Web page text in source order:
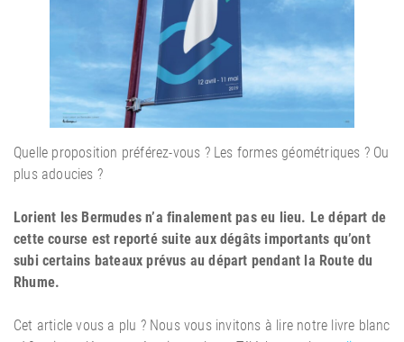
Quelle proposition préférez-vous ? Les formes géométriques ? Ou
plus adoucies ?
Lorient les Bermudes n’a finalement pas eu lieu. Le départ de
cette course est reporté suite aux dégâts importants qu’ont
subi certains bateaux prévus au départ pendant la Route du
Rhume.
Cet article vous a plu ? Nous vous invitons à lire notre livre blanc